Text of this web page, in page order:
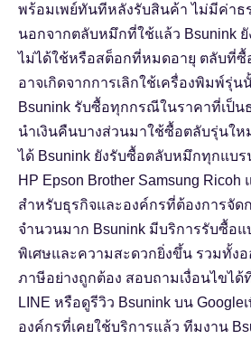
พร้อมเพย์ทันทีหลังรับสินค้า ไม่มีค่าธ
นอกจากตลับหมึกที่ใช้แล้ว Bsunink
ไม่ได้ใช้หรือสต็อกที่หมดอายุ ตลับที่
อาจเกิดจากการเลิกใช้เครื่องพิมพ์รุ่
Bsunink รับซื้อทุกกรณีในราคาที่เป็น
นำเงินคืนบางส่วนมาใช้ซื้อตลับรุ่นให
ได้ Bsunink ยังรับซื้อตลับหมึกทุกแบร
HP Epson Brother Samsung
สำหรับธุรกิจและองค์กรที่ต้องการจัด
จำนวนมาก Bsunink มีบริการรับซื้อ
พิเศษและความสะดวกยิ่งขึ้น รวมทั้งอ
ภาษีอย่างถูกต้อง สอบถามเงื่อนไขได้
LINE หรือดูรีวิว Bsunink บน Google
องค์กรที่เคยใช้บริการแล้ว ทีมงาน